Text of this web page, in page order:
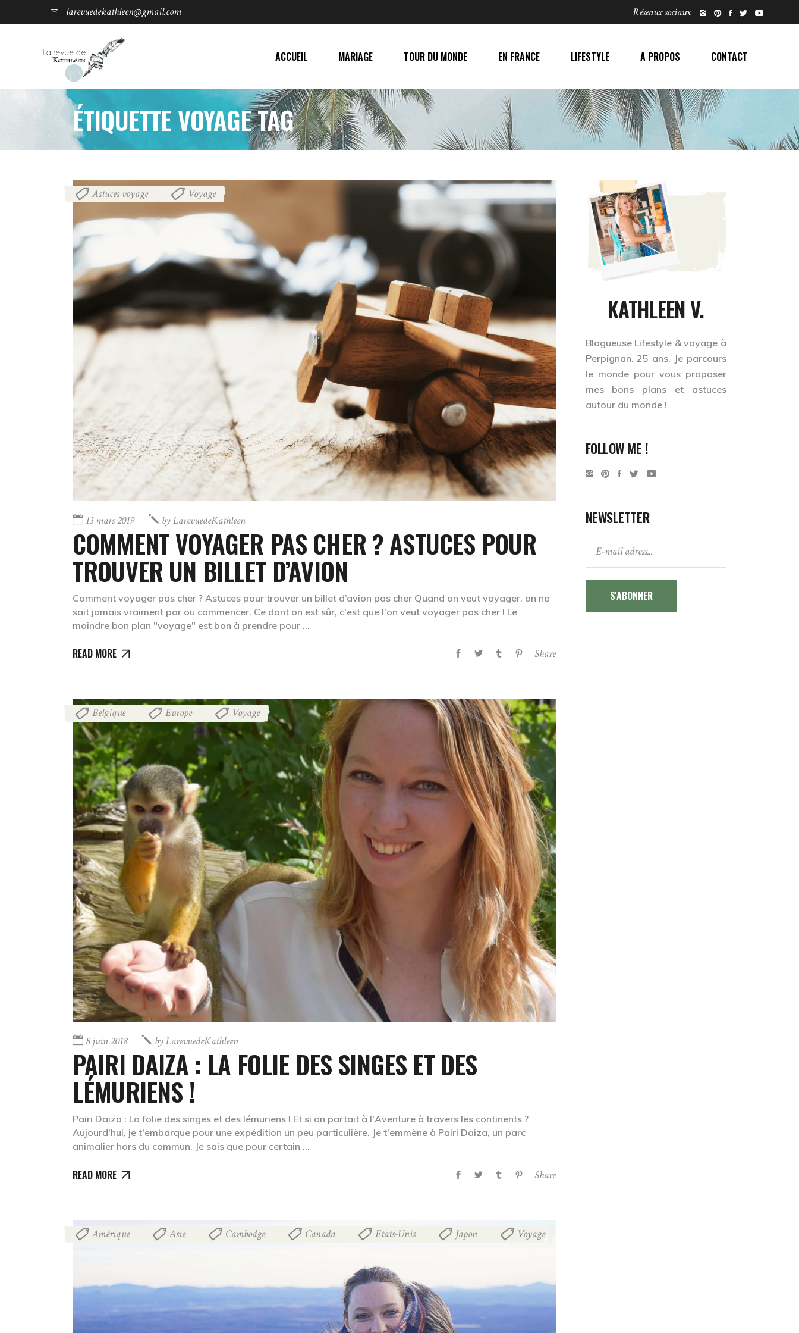
larevuedekathleen@gmail.com Réseaux sociaux
ACCUEIL MARIAGE TOUR DU MONDE EN FRANCE LIFESTYLE A PROPOS CONTACT
ÉTIQUETTE VOYAGE TAG
Astuces voyage Voyage
13 mars 2019 byLarevuedeKathleen
COMMENT VOYAGER PAS CHER ? ASTUCES POUR
TROUVER UN BILLET D’AVION
Comment voyager pas cher ? Astuces pour trouver un billet d’avion pas cher Quand on veut voyager, on ne
sait jamais vraiment par ou commencer. Ce dont on est sûr, c'est que l'on veut voyager pas cher ! Le
moindre bon plan "voyage" est bon à prendre pour
READ MORE Share
Belgique Europe Voyage
8 juin 2018 byLarevuedeKathleen
PAIRI DAIZA : LA FOLIE DES SINGES ET DES
LÉMURIENS !
Pairi Daiza : La folie des singes et des lémuriens ! Et si on partait à l'Aventure à travers les continents ?
Aujourd'hui, je t'embarque pour une expédition un peu particulière. Je t'emmène à Pairi Daiza, un parc
animalier hors du commun. Je sais que pour certain
READ MORE Share
Amérique Asie Cambodge Canada Etats-Unis Japon Voyage
KATHLEEN V.
Blogueuse Lifestyle & voyage à
Perpignan. 25 ans. Je parcours
le monde pour vous proposer
mes bons plans et astuces
autour du monde !
FOLLOW ME !
NEWSLETTER
S'ABONNER